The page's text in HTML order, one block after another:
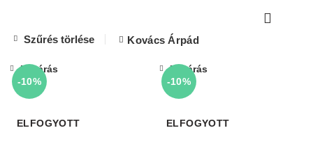
Szűrés törlése Kovács Árpád
-10%
ELFOGYOTT
Bezárás
-10%
ELFOGYOTT
Bezárás